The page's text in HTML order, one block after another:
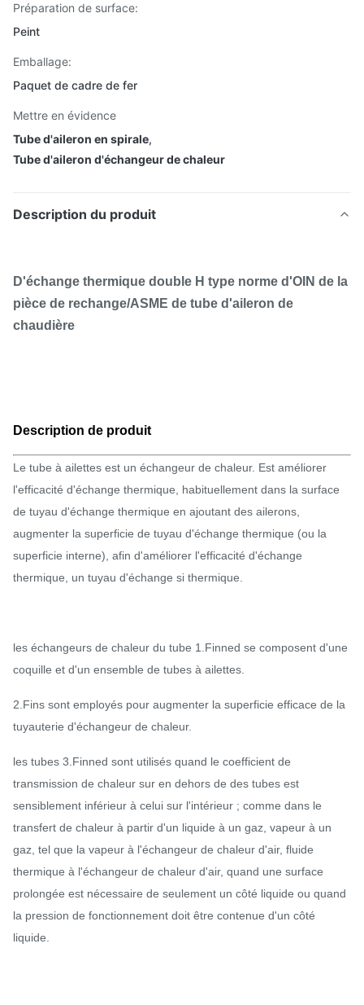
Préparation de surface:
Peint
Emballage:
Paquet de cadre de fer
Mettre en évidence
Tube d'aileron en spirale,
Tube d'aileron d'échangeur de chaleur
Description du produit
D'échange thermique double H type norme d'OIN de la
pièce de rechange/ASME de tube d'aileron de
chaudière
Description de produit
Le tube à ailettes est un échangeur de chaleur. Est améliorer
l'efficacité d'échange thermique, habituellement dans la surface
de tuyau d'échange thermique en ajoutant des ailerons,
augmenter la superficie de tuyau d'échange thermique (ou la
superficie interne), afin d'améliorer l'efficacité d'échange
thermique, un tuyau d'échange si thermique.
les échangeurs de chaleur du tube 1.Finned se composent d'une
coquille et d'un ensemble de tubes à ailettes.
2.Fins sont employés pour augmenter la superficie efficace de la
tuyauterie d'échangeur de chaleur.
les tubes 3.Finned sont utilisés quand le coefficient de
transmission de chaleur sur en dehors de des tubes est
sensiblement inférieur à celui sur l'intérieur ; comme dans le
transfert de chaleur à partir d'un liquide à un gaz, vapeur à un
gaz, tel que la vapeur à l'échangeur de chaleur d'air, fluide
thermique à l'échangeur de chaleur d'air, quand une surface
prolongée est nécessaire de seulement un côté liquide ou quand
la pression de fonctionnement doit être contenue d'un côté
liquide.